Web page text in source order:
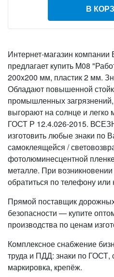
В
Интернет-магазин
предлагает купить M08
200x200 мм, пластик 2 мм.
Обладают повышенной
промышленных
выгорают на солнце и легко
ГОСТ Р 12.4.026-2015.
изготовить любые знаки по
самоклеящейся /
фотолюминесцентной
металле. При
обратиться по телефону или
Прямой поставщик
безопасности — купите
производства по ценам
Комплексное снабжение
труда и ПДД: знаки по ГОСТ,
маркировка, крепёж.